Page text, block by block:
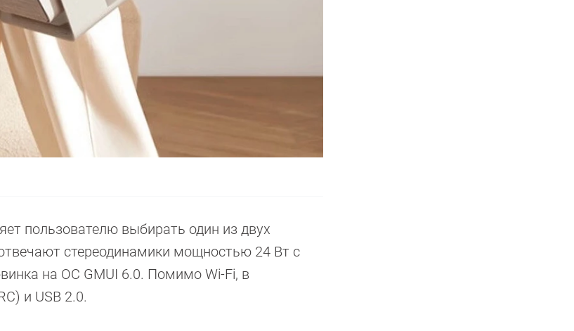
пользователю выбирать один из двух
стереодинамики мощностью 24 Вт с
на ОС GMUI 6.0. Помимо Wi-Fi, в
и USB 2.0.